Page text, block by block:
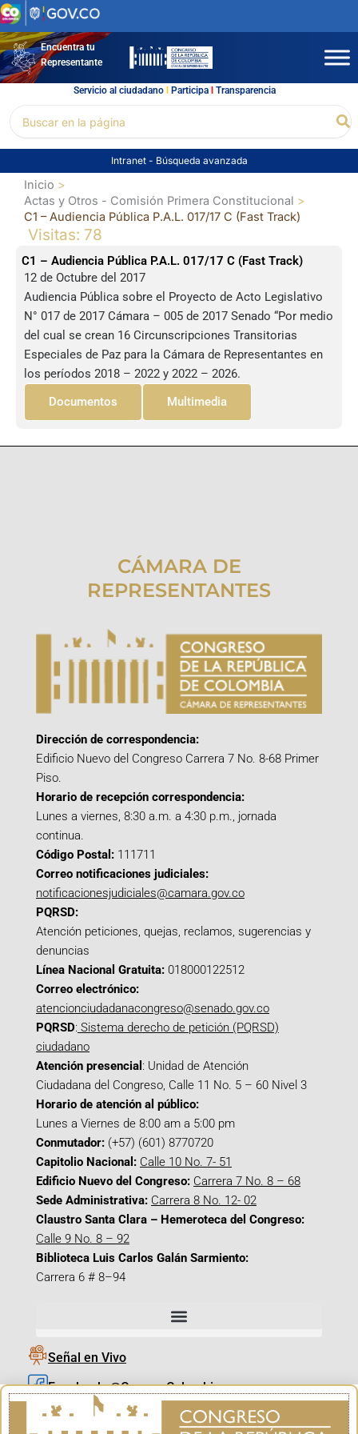
Ir
al
contenidoEncuentra tu
Representante
Servicio al ciudadano l Participal Transparencia
por:
Intranet - Búsqueda avanzada
Inicio
Actas y Otros - Comisión Primera Constitucional
C1 – Audiencia Pública P.A.L. 017/17 C (Fast Track)
Visitas: 78
C1 – Audiencia Pública P.A.L. 017/17 C (Fast Track)
12 de Octubre del 2017
Audiencia Pública sobre el Proyecto de Acto Legislativo
N° 017 de 2017 Cámara – 005 de 2017 Senado “Por medio
del cual se crean 16 Circunscripciones Transitorias
Especiales de Paz para la Cámara de Representantes en
los períodos 2018 – 2022 y 2022 – 2026.
Documentos
Multimedia
CÁMARA DE
REPRESENTANTES
Dirección de correspondencia:
Edificio Nuevo del Congreso Carrera 7 No. 8-68 Primer
Piso.
Horario de recepción correspondencia:
Lunes a viernes, 8:30 a.m. a 4:30 p.m., jornada
continua.
Código Postal: 111711
Correo notificaciones judiciales:
notificacionesjudiciales@camara.gov.co
PQRSD:
Atención peticiones, quejas, reclamos, sugerencias y
denuncias
Línea Nacional Gratuita: 018000122512
Correo electrónico:
atencionciudadanacongreso@senado.gov.co
PQRSD: Sistema derecho de petición (PQRSD)
ciudadano
Atención presencial : Unidad de Atención
Ciudadana del Congreso, Calle 11 No. 5 – 60 Nivel 3
Horario de atención al público:
Lunes a Viernes de 8:00 am a 5:00 pm
Conmutador: (+57) (601) 8770720
Capitolio Nacional: Calle 10 No. 7- 51
Edificio Nuevo del Congreso: Carrera 7 No. 8 – 68
Sede Administrativa: Carrera 8 No. 12- 02
Claustro Santa Clara – Hemeroteca del Congreso:
Calle 9 No. 8 – 92
Biblioteca Luis Carlos Galán Sarmiento:
Carrera 6 # 8–94
Señal en Vivo
Facebook_@CamaraColombia
Instagram_@CamaraColombia